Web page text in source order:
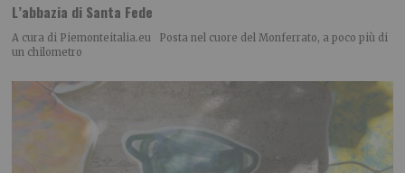
L’abbazia di Santa Fede
A cura di Piemonteitalia.eu Posta nel cuore del Monferrato, a poco più di
un chilometro